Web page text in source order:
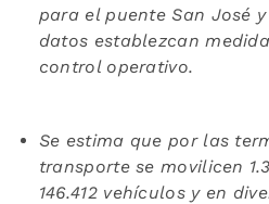
para el puente San José
datos establezcan
control operativo.
Se estima que por las
transporte se movilicen 1.
146.412 vehículos y en